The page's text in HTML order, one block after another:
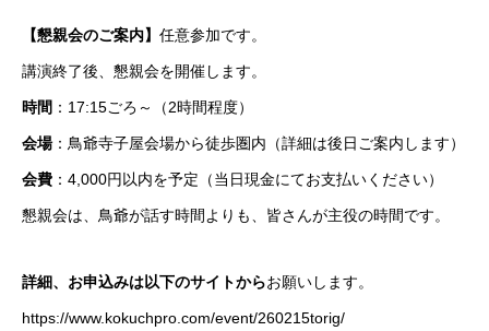
【懇親会のご案内】 任意参加です。
講演終了後、懇親会を開催します。
時間 ：17:15ごろ～（2時間程度）
会場：鳥爺寺子屋会場から徒歩圏内（詳細は後日ご案内します）
会費 ：4,000円以内を予定（当日現金にてお支払いください）
懇親会は、鳥爺が話す時間よりも、皆さんが主役の時間です。
詳細、お申込みは以下のサイトからお願いします。
https://www.kokuchpro.com/event/260215torig/